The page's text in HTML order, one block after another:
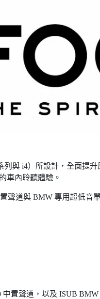
與 i4）所設計，全面提
車內聆聽體驗。
聲道與 BMW 專用超低音
置聲道，以及 ISUB